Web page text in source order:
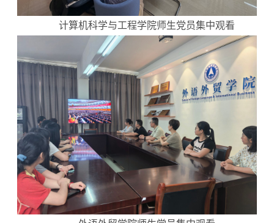
计算机科学与工程学院师生党员集中观看